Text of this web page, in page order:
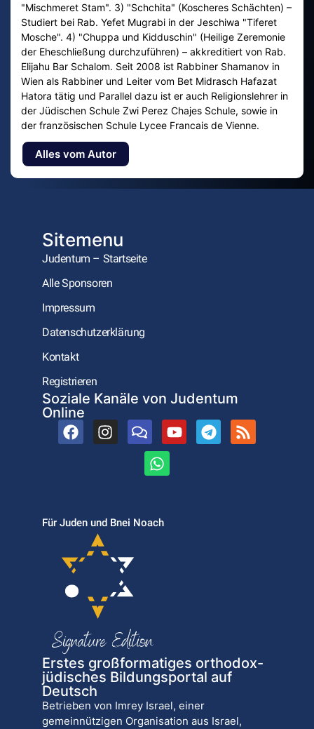
"Mischmeret Stam". 3) "Schchita" (Koscheres Schächten) –
Studiert bei Rab. Yefet Mugrabi in der Jeschiwa "Tiferet
Mosche". 4) "Chuppa und Kidduschin" (Heilige Zeremonie
der Eheschließung durchzuführen) – akkreditiert von Rab.
Elijahu Bar Schalom. Seit 2008 ist Rabbiner Shamanov in
Wien als Rabbiner und Leiter vom Bet Midrasch Hafazat
Hatora tätig und Parallel dazu ist er auch Religionslehrer in
der Jüdischen Schule Zwi Perez Chajes Schule, sowie in
der französischen Schule Lycee Francais de Vienne.
Alles vom Autor
Sitemenu
Judentum – Startseite
Alle Sponsoren
Impressum
Datenschutzerklärung
Kontakt
Registrieren
Soziale Kanäle von Judentum
Online
Für Juden und Bnei Noach
Erstes großformatiges orthodox-
jüdisches Bildungsportal auf
Deutsch
Betrieben von Imrey Israel, einer
gemeinnützigen Organisation aus Israel,